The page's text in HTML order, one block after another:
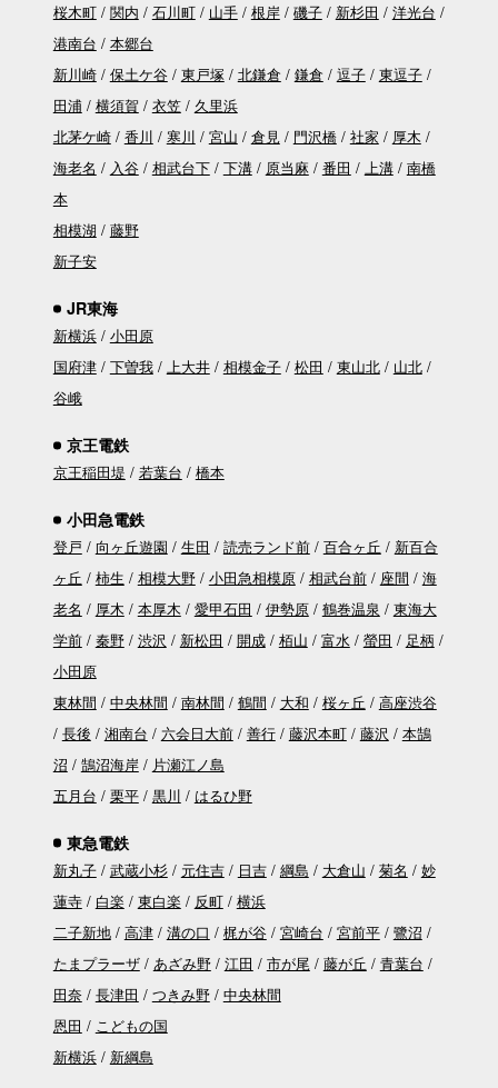
桜木町
関内 石川町 山手 根岸 磯子 新杉田
洋光台
港南台
本郷台
新川崎
保土ケ谷 東戸塚 北鎌倉 鎌倉 逗子
東逗子
田浦
横須賀 衣笠
久里浜
北茅ケ崎
香川 寒川 宮山 倉見 門沢橋 社家
厚木
海老名
入谷 相武台下 下溝 原当麻 番田 上溝
南橋
本
相模湖
藤野
新子安
JR東海
新横浜
小田原
国府津
下曽我 上大井 相模金子 松田 東山北
山北
谷峨
京王電鉄
京王稲田堤 若葉台 橋本
小田急電鉄
登戸 向ヶ丘遊園 生田 読売ランド前 百合ヶ丘
新百合
ヶ丘
柿生 相模大野 小田急相模原 相武台前 座間
海
老名
厚木 本厚木 愛甲石田 伊勢原 鶴巻温泉
東海大
学前
秦野 渋沢 新松田 開成 栢山 富水 螢田
足柄
小田原
東林間
中央林間 南林間 鶴間 大和 桜ヶ丘
高座渋谷
長後
湘南台 六会日大前 善行 藤沢本町 藤沢
本鵠
沼
鵠沼海岸
片瀬江ノ島
五月台
栗平 黒川 はるひ野
東急電鉄
新丸子 武蔵小杉 元住吉 日吉 綱島 大倉山 菊名
妙
蓮寺
白楽 東白楽 反町
横浜
二子新地
高津 溝の口 梶が谷 宮崎台 宮前平
鷺沼
たまプラーザ
あざみ野 江田 市が尾 藤が丘
青葉台
田奈
長津田 つきみ野
中央林間
恩田
こどもの国
新横浜
新綱島